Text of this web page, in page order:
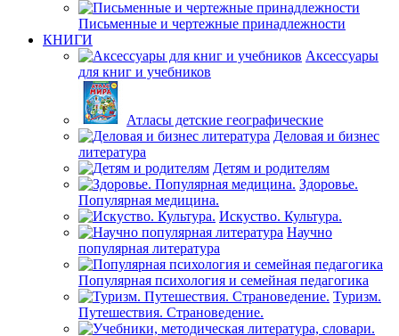
Письменные и чертежные принадлежности
КНИГИ
Аксессуары
для книг и учебников
Атласы детские географические
Деловая и бизнес
литература
Детям и родителям
Здоровье.
Популярная медицина.
Искуство. Культура.
Научно
популярная литература
Популярная психология и семейная педагогика
Туризм.
Путешествия. Страноведение.